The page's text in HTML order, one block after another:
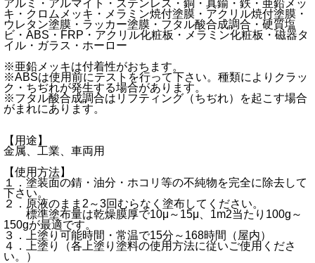
アルミ・アルマイト・ステンレス・銅・真鍮・鉄・亜鉛メッ
キ・クロムメッキ・メラミン焼付塗膜・アクリル焼付塗膜・
ウレタン塗膜・ラッカー塗膜・フタル酸合成調合・硬質塩
ビ・ABS・FRP・アクリル化粧板・メラミン化粧板・磁器タ
イル・ガラス・ホーロー
※亜鉛メッキは付着性がおちます。
※ABSは使用前にテストを行って下さい。種類によりクラッ
ク・ちぢれが発生する場合があります。
※フタル酸合成調合はリフティング（ちぢれ）を起こす場合
がまれにあります。
【用途】
金属、工業、車両用
【使用方法】
１．塗装面の錆・油分・ホコリ等の不純物を完全に除去して
下さい。
２．原液のまま2～3回むらなく塗布してください。
標準塗布量は乾燥膜厚で10μ～15μ、1m2当たり100g～
150gが最適です。
３．上塗り可能時間・常温で15分～168時間（屋内）
４．上塗り（各上塗り塗料の使用方法に従いご使用くださ
い。）